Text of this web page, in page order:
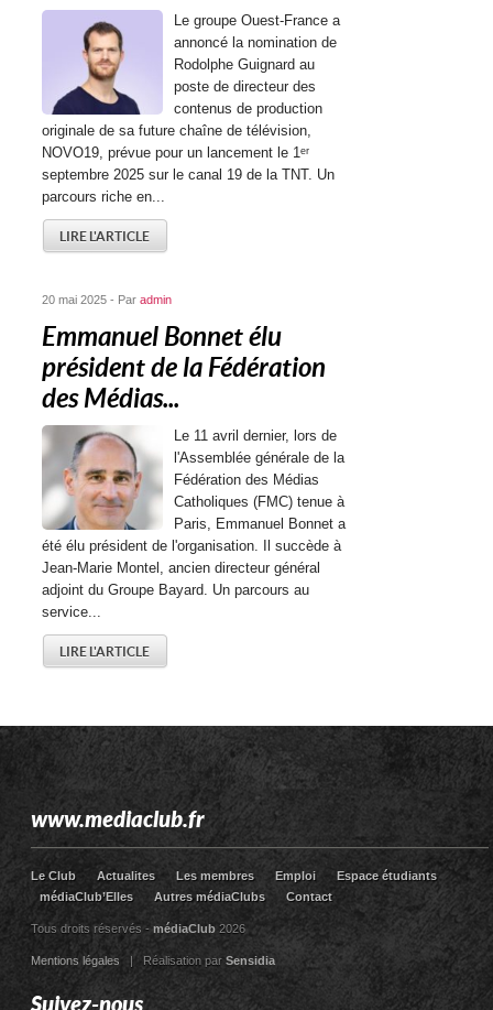
Le groupe Ouest-France a
annoncé la nomination de
Rodolphe Guignard au
poste de directeur des
contenus de production
originale de sa future chaîne de télévision,
NOVO19, prévue pour un lancement le 1ᵉʳ
septembre 2025 sur le canal 19 de la TNT. Un
parcours riche en...
LIRE L'ARTICLE
20 mai 2025 - Paradmin
Emmanuel Bonnet élu
président de la Fédération
des Médias...
Le 11 avril dernier, lors de
l'Assemblée générale de la
Fédération des Médias
Catholiques (FMC) tenue à
Paris, Emmanuel Bonnet a
été élu président de l'organisation. Il succède à
Jean-Marie Montel, ancien directeur général
adjoint du Groupe Bayard. Un parcours au
service...
LIRE L'ARTICLE
www.mediaclub.fr
Le Club Actualites Les membres Emploi
Espace étudiants
médiaClub’Elles
Autres médiaClubs Contact
Tous droits réservés -médiaClub 2026
Mentions légales| Réalisation parSensidia
Suivez-nous